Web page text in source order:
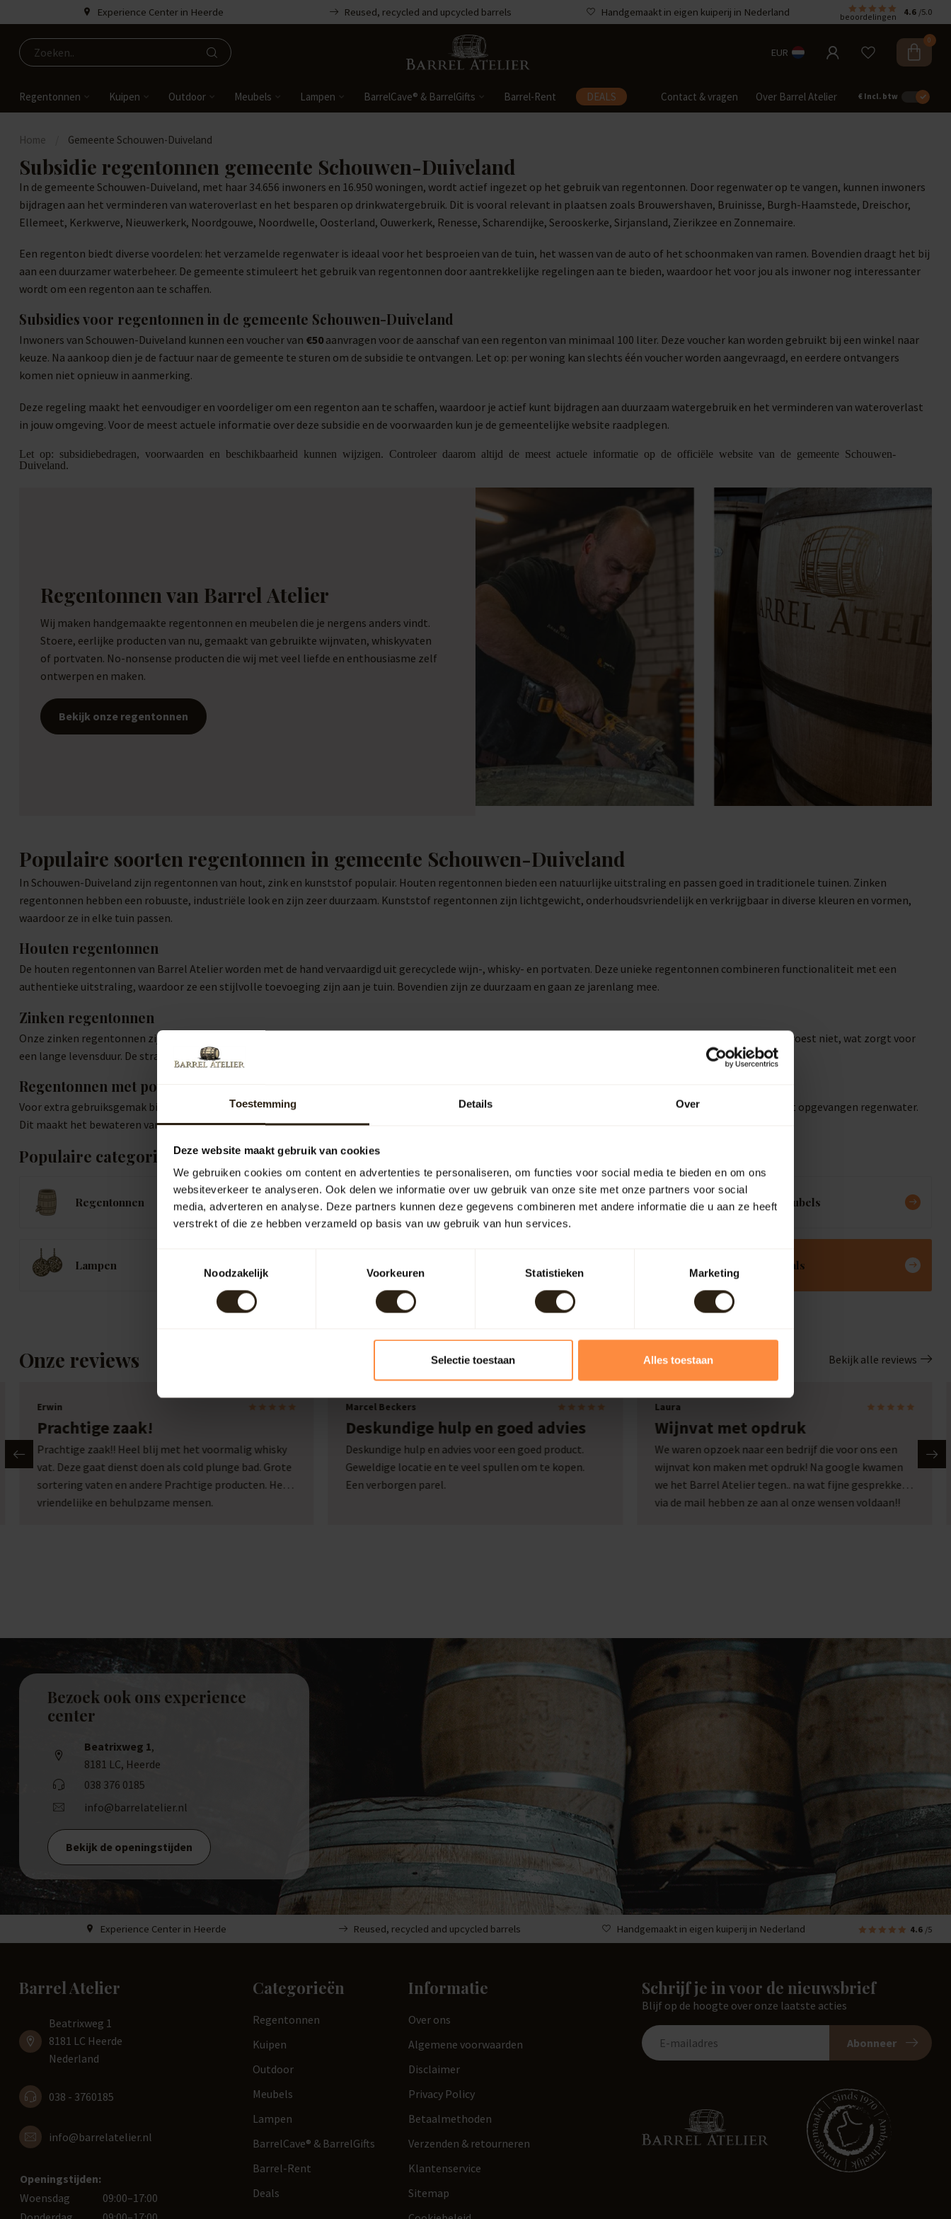
Toestemming Details Over
Deze website maakt gebruik van cookies
We gebruiken cookies om content en advertenties te personaliseren, om functies voor social media te bieden en om ons
websiteverkeer te analyseren. Ook delen we informatie over uw gebruik van onze site met onze partners voor social
media, adverteren en analyse. Deze partners kunnen deze gegevens combineren met andere informatie die u aan ze heeft
verstrekt of die ze hebben verzameld op basis van uw gebruik van hun services.
Noodzakelijk
Voorkeuren Statistieken Marketing
Selectie toestaan Alles toestaan
Experience Center in Heerde Reused, recycled and upcycled barrels Handgemaakt in eigen kuiperij in Nederland beoordelingen 4.6 /5.0
EUR
0
Regentonnen Kuipen Outdoor Meubels Lampen BarrelCave® & BarrelGifts Barrel-Rent DEALS Contact & vragen Over Barrel Atelier € Incl. btw
Home Gemeente Schouwen-Duiveland
Subsidie regentonnen gemeente Schouwen-Duiveland
In de gemeente Schouwen-Duiveland, met haar 34.656 inwoners en 16.950 woningen, wordt actief ingezet op het gebruik van regentonnen. Door regenwater op te vangen, kunnen inwoners
bijdragen aan het verminderen van wateroverlast en het besparen op drinkwatergebruik. Dit is vooral relevant in plaatsen zoals Brouwershaven, Bruinisse, Burgh-Haamstede, Dreischor,
Ellemeet, Kerkwerve, Nieuwerkerk, Noordgouwe, Noordwelle, Oosterland, Ouwerkerk, Renesse, Scharendijke, Serooskerke, Sirjansland, Zierikzee en Zonnemaire.
Een regenton biedt diverse voordelen: het verzamelde regenwater is ideaal voor het besproeien van de tuin, het wassen van de auto of het schoonmaken van ramen. Bovendien draagt het bij
aan een duurzamer waterbeheer. De gemeente stimuleert het gebruik van regentonnen door aantrekkelijke regelingen aan te bieden, waardoor het voor jou als inwoner nog interessanter
wordt om een regenton aan te schaffen.
Subsidies voor regentonnen in de gemeente Schouwen-Duiveland
Inwoners van Schouwen-Duiveland kunnen een voucher van €50 aanvragen voor de aanschaf van een regenton van minimaal 100 liter. Deze voucher kan worden gebruikt bij een winkel naar
keuze. Na aankoop dien je de factuur naar de gemeente te sturen om de subsidie te ontvangen. Let op: per woning kan slechts één voucher worden aangevraagd, en eerdere ontvangers
komen niet opnieuw in aanmerking.
Deze regeling maakt het eenvoudiger en voordeliger om een regenton aan te schaffen, waardoor je actief kunt bijdragen aan duurzaam watergebruik en het verminderen van wateroverlast
in jouw omgeving. Voor de meest actuele informatie over deze subsidie en de voorwaarden kun je de gemeentelijke website raadplegen.
Let op: subsidiebedragen, voorwaarden en beschikbaarheid kunnen wijzigen. Controleer daarom altijd de meest actuele informatie op de officiële website van de gemeente Schouwen-
Duiveland.
Regentonnen van Barrel Atelier
Wij maken handgemaakte regentonnen en meubelen die je nergens anders vindt.
Stoere, eerlijke producten van nu, gemaakt van gebruikte wijnvaten, whiskyvaten
of portvaten. No-nonsense producten die wij met veel liefde en enthousiasme zelf
ontwerpen en maken.
Bekijk onze regentonnen
Populaire soorten regentonnen in gemeente Schouwen-Duiveland
In Schouwen-Duiveland zijn regentonnen van hout, zink en kunststof populair. Houten regentonnen bieden een natuurlijke uitstraling en passen goed in traditionele tuinen. Zinken
regentonnen hebben een robuuste, industriële look en zijn zeer duurzaam. Kunststof regentonnen zijn lichtgewicht, onderhoudsvriendelijk en verkrijgbaar in diverse kleuren en vormen,
waardoor ze in elke tuin passen.
Houten regentonnen
De houten regentonnen van Barrel Atelier worden met de hand vervaardigd uit gerecyclede wijn-, whisky- en portvaten. Deze unieke regentonnen combineren functionaliteit met een
authentieke uitstraling, waardoor ze een stijlvolle toevoeging zijn aan je tuin. Bovendien zijn ze duurzaam en gaan ze jarenlang mee.
Zinken regentonnen
Onze zinken regentonnen zijn niet alleen functioneel, maar ook een eyecatcher in je tuin. Het zinkmateriaal is bestand tegen diverse weersomstandigheden en roest niet, wat zorgt voor
een lange levensduur. De strakke, industriële uitstraling maakt deze regentonnen geschikt voor zowel moderne als klassieke tuinen.
Regentonnen met pomp of kraan
Voor extra gebruiksgemak bieden wij regentonnen aan met een ingebouwde pomp of kraan. Hiermee kun je eenvoudig een gieter vullen of je tuin besproeien met opgevangen regenwater.
Dit maakt het bewateren van je planten efficiënter en milieuvriendelijker, terwijl je tegelijkertijd bespaart op je waterrekening.
Populaire categorieën
Regentonnen Kuipen Outdoor Meubels
Lampen BarrelGifts Deals
Onze reviews Bekijk alle reviews
Erwin
Prachtige zaak!
Prachtige zaak!! Heel blij met het voormalig whisky
vat. Deze gaat dienst doen als cold plunge bad. Grote
sortering vaten en andere Prachtige producten. Heel
vriendelijke en behulpzame mensen.
Marcel Beckers
Deskundige hulp en goed advies
Deskundige hulp en advies voor een goed product.
Geweldige locatie en te veel spullen om te kopen.
Een verborgen parel.
Laura
Wijnvat met opdruk
We waren opzoek naar een bedrijf die voor ons een
wijnvat kon maken met opdruk! Na google kwamen
we het Barrel Atelier tegen.. na wat fijne gesprekken
via de mail hebben ze aan al onze wensen voldaan!!
Bezoek ook ons experience
center
Beatrixweg 1,
8181 LC, Heerde
038 376 0185
info@barrelatelier.nl
Bekijk de openingstijden
Experience Center in Heerde Reused, recycled and upcycled barrels Handgemaakt in eigen kuiperij in Nederland 4.6 /5
Barrel Atelier
Beatrixweg 1
8181 LC Heerde
Nederland
038 - 3760185
info@barrelatelier.nl
Openingstijden:
Woensdag
09:00–17:00
Categorieën
Regentonnen
Kuipen
Outdoor
Meubels
Lampen
BarrelCave® & BarrelGifts
Barrel-Rent
Deals
Informatie
Over ons
Algemene voorwaarden
Disclaimer
Privacy Policy
Betaalmethoden
Verzenden & retourneren
Klantenservice
Sitemap
Schrijf je in voor de nieuwsbrief
Blijf op de hoogte over onze laatste acties
Abonneer